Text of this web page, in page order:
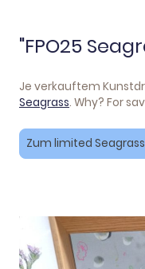
"FPO25
Je verkauftem
Seagrass. Why? For
Zum limited